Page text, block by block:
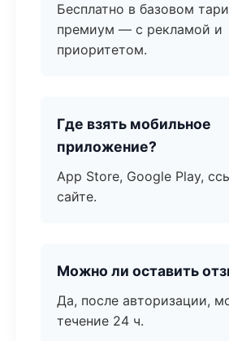
Бесплатно в базовом
премиум — с рекламой и
приоритетом.
Где взять мобильное
приложение?
App Store, Google Play,
сайте.
Можно ли оставить
Да, после авторизации,
течение 24 ч.